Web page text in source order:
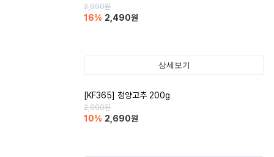
2,990원
16% 2,490원
상세보기
[KF365] 청양고추 200g
2,990원
10% 2,690원